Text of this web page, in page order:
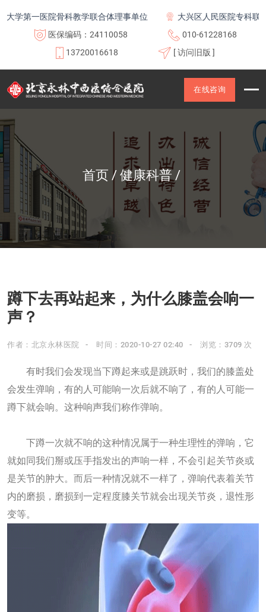
第一医院骨科教学联合体理事单位
大兴区人民医院专科联盟及
医保编码：24110058
010-61228168
13720016618
[ 访问旧版 ]
在线咨询
首页 健康科普
蹲下去再站起来，为什么膝盖会响一
声？
作者：北京永林医院 时间：2020-10-27 02:40 浏览：3709 次
有时我们会发现当下蹲起来或是跳跃时，我们的膝盖处
会发生弹响，有的人可能响一次后就不响了，有的人可能一
蹲下就会响。这种响声我们称作弹响。
下蹲一次就不响的这种情况属于一种生理性的弹响，它
就如同我们掰或压手指发出的声响一样，不会引起关节炎或
是关节的肿大。而后一种情况就不一样了，弹响代表着关节
内的磨损，磨损到一定程度膝关节就会出现关节炎，退性形
变等。